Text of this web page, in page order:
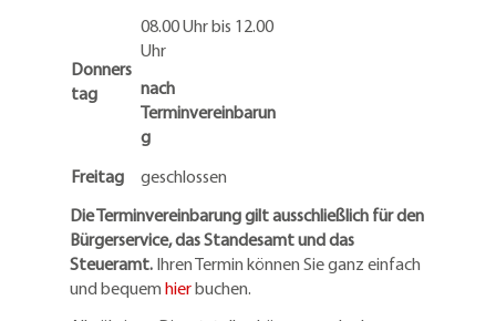
Donners
tag
08.00 Uhr bis 12.00
Uhr
nach
Terminvereinbarun
g
Freitag
geschlossen
Die Terminvereinbarung gilt ausschließlich für den
Bürgerservice, das Standesamt und das
Steueramt. Ihren Termin können Sie ganz einfach
und bequem hierbuchen.